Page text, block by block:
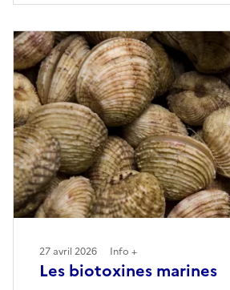
Les biotoxines marines
27 avril 2026 Info +